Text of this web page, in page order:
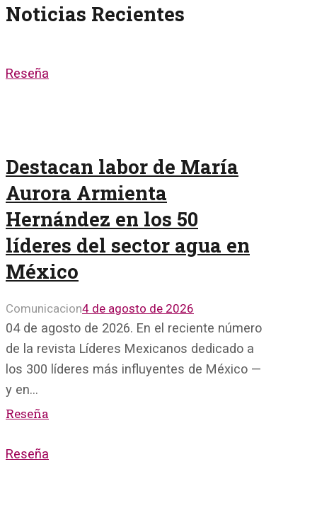
Noticias Recientes
Reseña
Destacan labor de María
Aurora Armienta
Hernández en los 50
líderes del sector agua en
México
Comunicacion4 de agosto de 2026
04 de agosto de 2026. En el reciente número
de la revista Líderes Mexicanos dedicado a
los 300 líderes más influyentes de México —
y en…
Reseña
Reseña